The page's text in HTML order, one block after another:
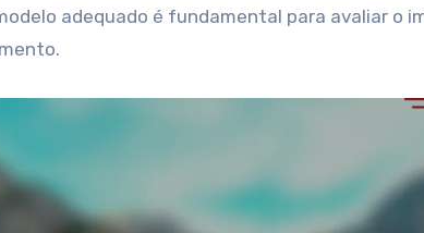
adequado é fundamental para avaliar o